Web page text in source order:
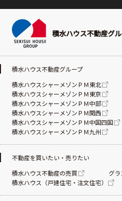
積水ハウス不動産グ
積水ハウス不動産グループ
積水ハウスシャーメゾンＰＭ東北
積水ハウスシャーメゾンＰＭ東京
積水ハウスシャーメゾンＰＭ中部
積水ハウスシャーメゾンＰＭ関西
積水ハウスシャーメゾンＰＭ中国四国
積水ハウスシャーメゾンＰＭ九州
不動産を買いたい・売りたい
積水ハウス不動産の売買
グ
積水ハウス（戸建住宅・注文住宅）